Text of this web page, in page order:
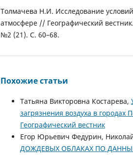
Толмачева Н.И. Исследование
атмосфере // Географический
№2 (21). С. 60–68.
Похожие статьи
Татьяна Викторовна Костарева,
загрязнения воздуха в городах
Географический вестник
Егор Юрьевич Федурин,
ДОЖДЕВЫХ ОБЛАКАХ ПО